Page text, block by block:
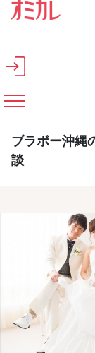
メインコンテンツへ
ブラボー沖縄
談